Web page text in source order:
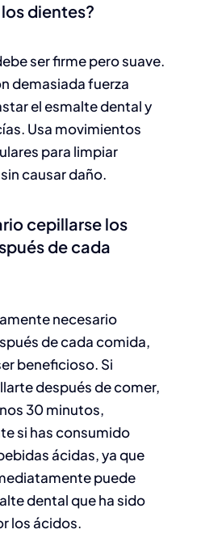
dientes?
ser firme pero suave.
demasiada fuerza
el esmalte dental y
Usa movimientos
para limpiar
causar daño.
cepillarse los
de cada
necesario
de cada comida,
beneficioso. Si
después de comer,
30 minutos,
si has consumido
ácidas, ya que
puede
dental que ha sido
los ácidos.